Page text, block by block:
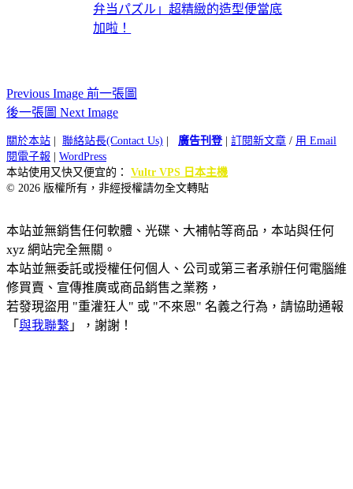
弁当パズル」超精緻的造型便當底
加啦！
Previous Image 前一張圖
後一張圖 Next Image
關於本站 聯絡站長(Contact Us) 廣告刊登| 訂閱新文章 / 用 Email
閱電子報
WordPress
本站使用又快又便宜的： Vultr VPS 日本主機
© 2026 版權所有，非經授權請勿全文轉貼
本站並無銷售任何軟體、光碟、大補帖等商品，本站與任何
xyz 網站完全無關。
本站並無委託或授權任何個人、公司或第三者承辦任何電腦維
修買賣、宣傳推廣或商品銷售之業務，
若發現盜用 "重灌狂人" 或 "不來恩" 名義之行為，請協助通報
「 與我聯繫 」，謝謝！